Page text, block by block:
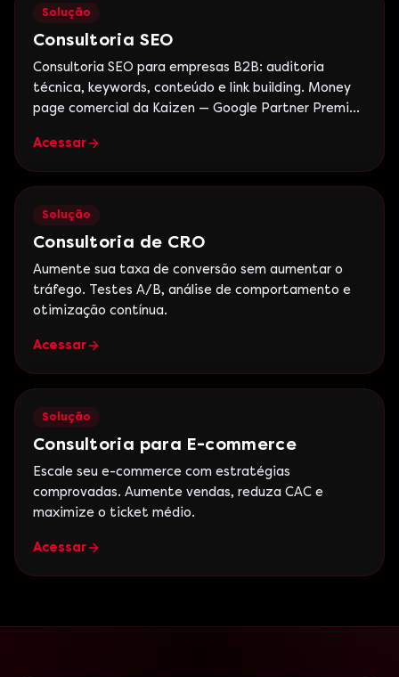
Solução
Consultoria SEO
Consultoria SEO para empresas B2B: auditoria
técnica, keywords, conteúdo e link building. Money
page comercial da Kaizen — Google Partner Premier,
Acessar
Solução
Consultoria de CRO
Aumente sua taxa de conversão sem aumentar o
tráfego. Testes A/B, análise de comportamento e
otimização contínua.
Acessar
Solução
Consultoria para E-commerce
Escale seu e-commerce com estratégias
comprovadas. Aumente vendas, reduza CAC e
maximize o ticket médio.
Acessar